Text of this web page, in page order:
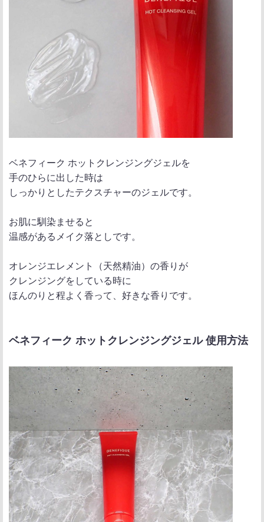
ベネフィーク ホットクレンジングジェルを
手のひらに出した時は
しっかりとしたテクスチャーのジェルです。
お肌に馴染ませると
温感があるメイク落としです。
オレンジエレメント（天然精油）の香りが
クレンジングをしている時に
ほんのりと程よく香って、好きな香りです。
ベネフィーク ホットクレンジングジェル 使用方法